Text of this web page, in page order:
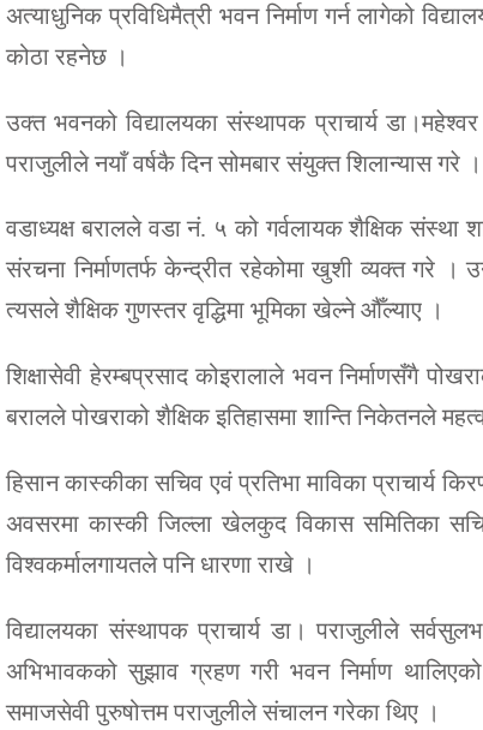
अत्याधुनिक प्रविधिमैत्री भवन निर्माण गर्न लागेको
कोठा रहनेछ ।
उक्त भवनको विद्यालयका संस्थापक प्राचार्य
पराजुलीले नयाँ वर्षकै दिन सोमबार संयुक्त शिलान्यास गरे
वडाध्यक्ष बरालले वडा नं. ५ को गर्वलायक शैक्षिक संस्था
संरचना निर्माणतर्फ केन्द्रीत रहेकोमा खुशी व्यक्त गरे
त्यसले शैक्षिक गुणस्तर वृद्धिमा भूमिका खेल्ने औँल्याए ।
शिक्षासेवी हेरम्बप्रसाद कोइरालाले भवन निर्माणसँगै
बरालले पोखराको शैक्षिक इतिहासमा शान्ति निकेतनले
हिसान कास्कीका सचिव एवं प्रतिभा माविका प्राचार्य
अवसरमा कास्की जिल्ला खेलकुद विकास समितिका
विश्वकर्मालगायतले पनि धारणा राखे ।
विद्यालयका संस्थापक प्राचार्य डा। पराजुलीले सर्वसुलभ
अभिभावकको सुझाव ग्रहण गरी भवन निर्माण
समाजसेवी पुरुषोत्तम पराजुलीले संचालन गरेका थिए ।